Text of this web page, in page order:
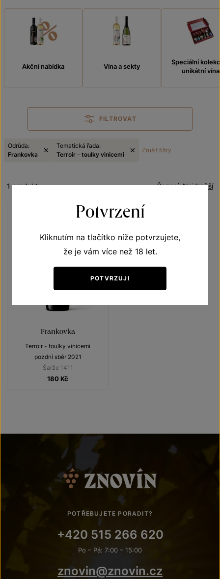
Akční nabídka Vína a sekty
Speciální
unikátní vína
FILTROVAT
Odrůda:
Frankovka
Tematická řada:
Terroir - toulky vinicemi
Zrušit filtry
Nejdražší
Řazení:
1 produkt
Frankovka
Terroir - toulky vinicemi
pozdní sběr 2021
Šarže 1411
180 Kč
POTŘEBUJETE PORADIT?
+420 515 266 620
Po – Pá: 7:00 – 15:00
znovin@znovin.cz
Potvrzení
Kliknutím na tlačítko níže potvrzujete,
že je vám více než 18 let.
POTVRZUJI